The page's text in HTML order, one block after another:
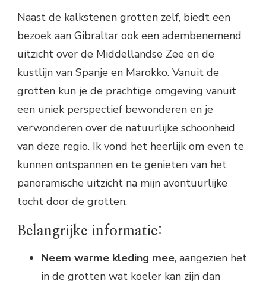
Naast de kalkstenen grotten zelf, biedt een
bezoek aan Gibraltar ook een adembenemend
uitzicht over de Middellandse Zee en de
kustlijn van Spanje en Marokko. Vanuit de
grotten kun je de prachtige omgeving vanuit
een uniek perspectief bewonderen en je
verwonderen over de natuurlijke schoonheid
van deze regio. Ik vond het heerlijk om even te
kunnen ontspannen en te genieten van het
panoramische uitzicht na mijn avontuurlijke
tocht door de grotten.
Belangrijke informatie:
Neem warme kleding mee, aangezien het
in de grotten wat koeler kan zijn dan